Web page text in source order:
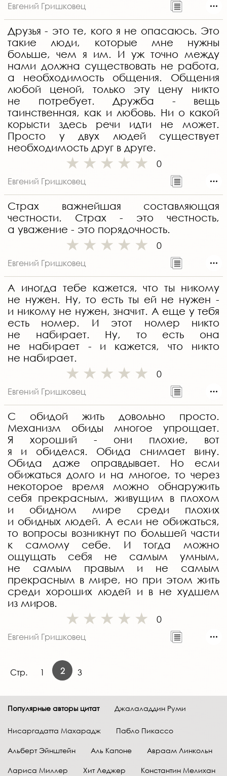
Евгений Гришковец
Друзья - это те, кого я не опасаюсь. Это
такие люди, которые мне нужны
больше, чем я им. И уж точно между
нами должна существовать не работа,
а необходимость общения. Общения
любой ценой, только эту цену никто
не потребует. Дружба - вещь
таинственная, как и любовь. Ни о какой
корысти здесь речи идти не может.
Просто у двух людей существует
необходимость друг в друге.
0
Евгений Гришковец
Страх важнейшая составляющая
честности. Страх - это честность,
а уважение - это порядочность.
0
Евгений Гришковец
А иногда тебе кажется, что ты никому
не нужен. Ну, то есть ты ей не нужен -
и никому не нужен, значит. А еще у тебя
есть номер. И этот номер никто
не набирает. Ну, то есть она
не набирает - и кажется, что никто
не набирает.
0
Евгений Гришковец
С обидой жить довольно просто.
Механизм обиды многое упрощает.
Я хороший - они плохие, вот
я и обиделся. Обида снимает вину.
Обида даже оправдывает. Но если
обижаться долго и на многое, то через
некоторое время можно обнаружить
себя прекрасным, живущим в плохом
и обидном мире среди плохих
и обидных людей. А если не обижаться,
то вопросы возникнут по большей части
к самому себе. И тогда можно
ощущать себя не самым умным,
не самым правым и не самым
прекрасным в мире, но при этом жить
среди хороших людей и в не худшем
из миров.
0
Евгений Гришковец
Стр. 1 2 3
Популярные авторы цитат Джалаладдин Руми
Нисаргадатта Махарадж Пабло Пикассо
Альберт Эйнштейн Аль Капоне Авраам Линкольн
Лариса Миллер Хит Леджер Константин Мелихан